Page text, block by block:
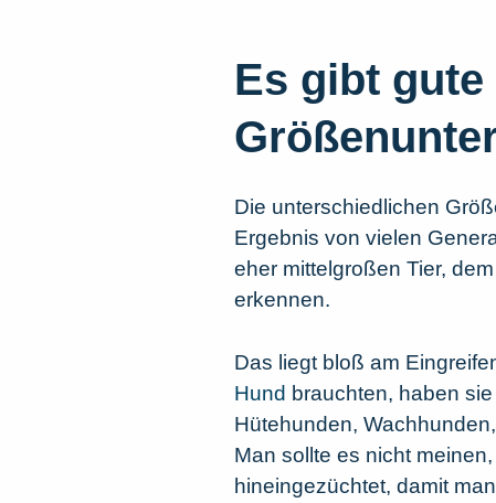
Es gibt
Die unterschiedlichen
Ergebnis von vielen
eher mittelgroßen Tier,
erkennen.
Das liegt bloß am
Hund brauchten, haben
Hütehunden,
Man sollte es nicht
hineingezüchtet, damit